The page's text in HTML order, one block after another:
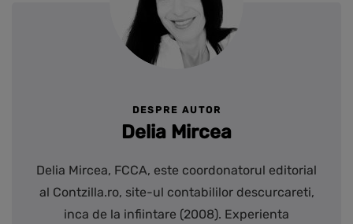
DESPRE AUTOR
Delia Mircea
Delia Mircea, FCCA, este coordonatorul editorial
al Contzilla.ro, site-ul contabililor descurcareti,
inca de la infiintare (2008). Experienta